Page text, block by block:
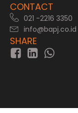
CONTACT
021 -2216 3350
info@bapj.co.id
SHARE